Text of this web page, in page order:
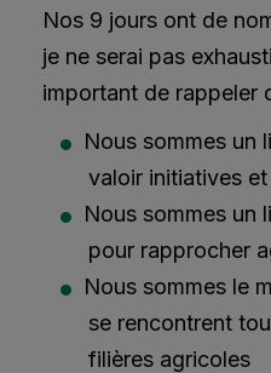
Nos 9 jours ont de
je ne serai pas
important de rappeler
Nous sommes un
valoir initiatives
Nous sommes un
pour rapprocher
Nous sommes le
se rencontrent
filières agricoles